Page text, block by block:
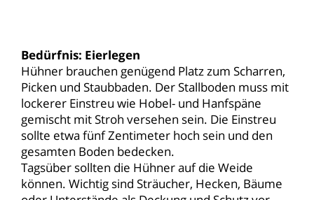
Bedürfnis: Eierlegen
Hühner brauchen genügend Platz zum Scharren,
Picken und Staubbaden. Der Stallboden muss mit
lockerer Einstreu wie Hobel- und Hanfspäne
gemischt mit Stroh versehen sein. Die Einstreu
sollte etwa fünf Zentimeter hoch sein und den
gesamten Boden bedecken.
Tagsüber sollten die Hühner auf die Weide
können. Wichtig sind Sträucher, Hecken, Bäume